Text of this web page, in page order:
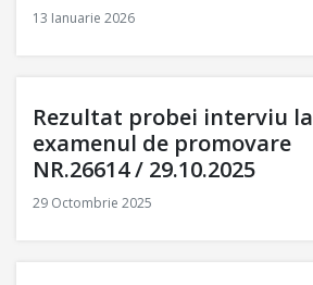
13 Ianuarie 2026
Rezultat probei interviu la
examenul de promovare
NR.26614 / 29.10.2025
29 Octombrie 2025